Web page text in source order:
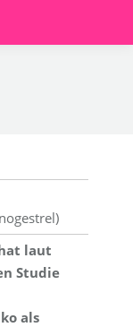
laut
Studie
als